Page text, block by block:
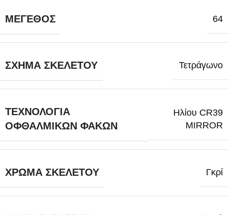
ΜΈΓΕΘΟΣ 64
ΣΧΉΜΑ ΣΚΕΛΕΤΟΎ Τετράγωνο
ΤΕΧΝΟΛΟΓΊΑ
ΟΦΘΑΛΜΙΚΏΝ ΦΑΚΏΝ
Ηλίου CR39
MIRROR
ΧΡΏΜΑ ΣΚΕΛΕΤΟΎ Γκρί